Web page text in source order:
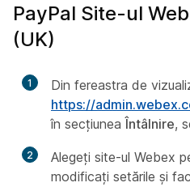
PayPal Site-ul
(UK)
1
Din fereastra de
https://
în secțiunea Întâlnire,
2
Alegeți site-ul Webex
modificați setările și